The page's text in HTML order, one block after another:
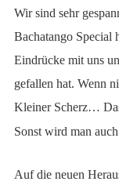
Wir sind sehr
Bachatango Special
Eindrücke mit uns
gefallen hat. Wenn
Kleiner Scherz…
Sonst wird man
Auf die neuen